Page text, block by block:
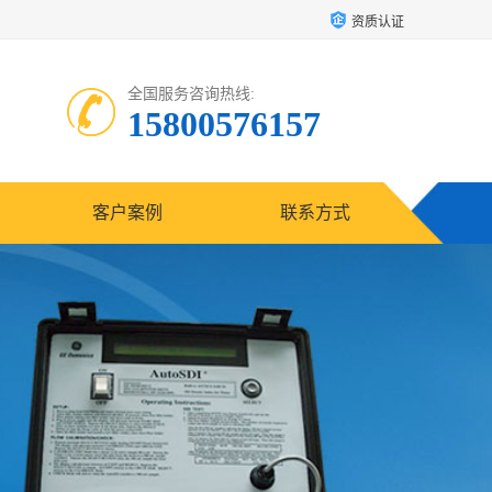
资质认证
全国服务咨询热线:
15800576157
客户案例 联系方式